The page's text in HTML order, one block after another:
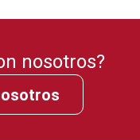
nosotros?